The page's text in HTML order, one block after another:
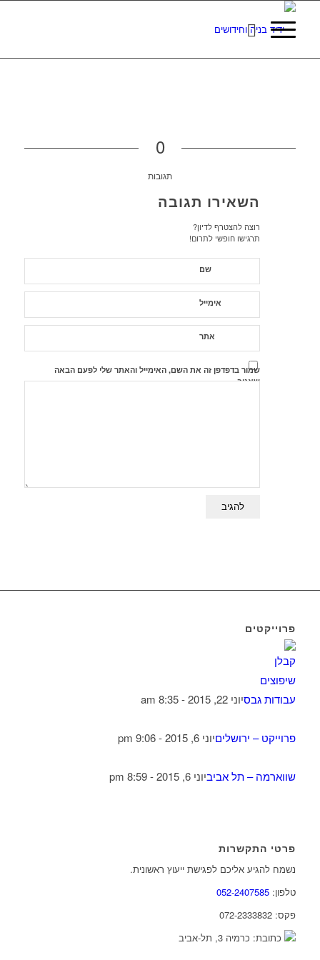
0
תגובות
השאירו תגובה
רוצה להצטרף לדיון?
תרגישו חופשי לתרום!
שם
אימייל
אתר
שמור בדפדפן זה את השם, האימייל והאתר שלי לפעם הבאה
שאגיב.
פרוייקטים
עבודות גבסיוני 22, 2015 - 8:35 am
פרוייקט – ירושליםיוני 6, 2015 - 9:06 pm
שווארמה – תל אביביוני 6, 2015 - 8:59 pm
פרטי התקשרות
נשמח להגיע אליכם לפגישת ייעוץ ראשונית.
טלפון: 052-2407585
פקס: 072-2333832
כתובת: כרמיה 3, תל-אביב